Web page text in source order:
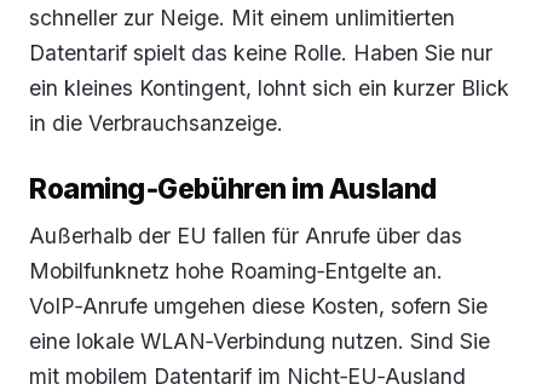
schneller zur Neige. Mit einem unlimitierten
Datentarif spielt das keine Rolle. Haben Sie nur
ein kleines Kontingent, lohnt sich ein kurzer Blick
in die Verbrauchsanzeige.
Roaming‑Gebühren im Ausland
Außerhalb der EU fallen für Anrufe über das
Mobilfunknetz hohe Roaming‑Entgelte an.
VoIP‑Anrufe umgehen diese Kosten, sofern Sie
eine lokale WLAN‑Verbindung nutzen. Sind Sie
mit mobilem Datentarif im Nicht‑EU‑Ausland